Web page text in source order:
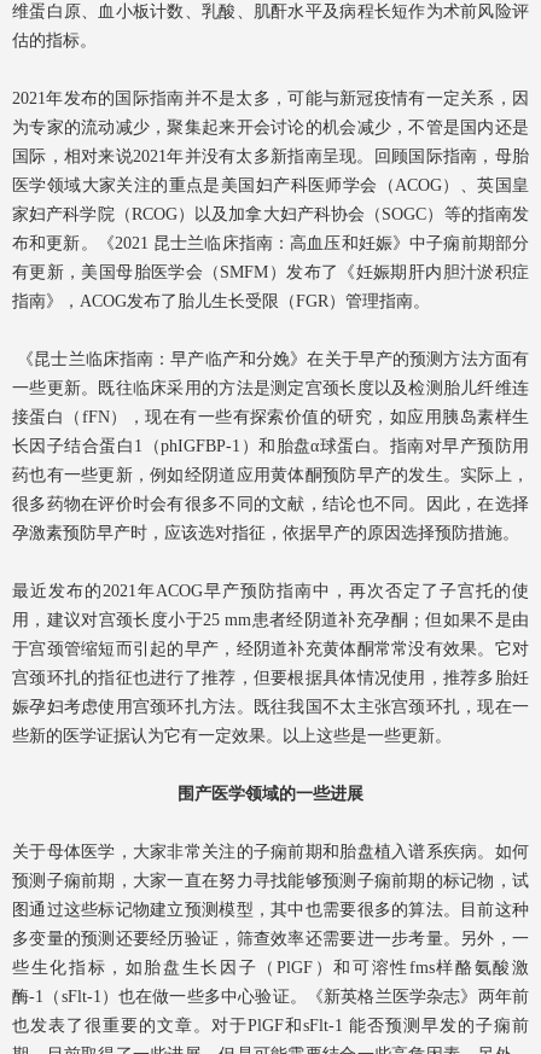
维蛋白原、血小板计数、乳酸、肌酐水平及病程长短作为术前风险评
估的指标。
2021年发布的国际指南并不是太多，可能与新冠疫情有一定关系，因
为专家的流动减少，聚集起来开会讨论的机会减少，不管是国内还是
国际，相对来说2021年并没有太多新指南呈现。回顾国际指南，母胎
医学领域大家关注的重点是美国妇产科医师学会（ACOG）、英国皇
家妇产科学院（RCOG）以及加拿大妇产科协会（SOGC）等的指南发
布和更新。《2021 昆士兰临床指南：高血压和妊娠》中子痫前期部分
有更新，美国母胎医学会（SMFM）发布了《妊娠期肝内胆汁淤积症
指南》，ACOG发布了胎儿生长受限（FGR）管理指南。
《昆士兰临床指南：早产临产和分娩》在关于早产的预测方法方面有
一些更新。既往临床采用的方法是测定宫颈长度以及检测胎儿纤维连
接蛋白（fFN），现在有一些有探索价值的研究，如应用胰岛素样生
长因子结合蛋白1（phIGFBP-1）和胎盘α球蛋白。指南对早产预防用
药也有一些更新，例如经阴道应用黄体酮预防早产的发生。实际上，
很多药物在评价时会有很多不同的文献，结论也不同。因此，在选择
孕激素预防早产时，应该选对指征，依据早产的原因选择预防措施。
最近发布的2021年ACOG早产预防指南中，再次否定了子宫托的使
用，建议对宫颈长度小于25 mm患者经阴道补充孕酮；但如果不是由
于宫颈管缩短而引起的早产，经阴道补充黄体酮常常没有效果。它对
宫颈环扎的指征也进行了推荐，但要根据具体情况使用，推荐多胎妊
娠孕妇考虑使用宫颈环扎方法。既往我国不太主张宫颈环扎，现在一
些新的医学证据认为它有一定效果。以上这些是一些更新。
围产医学领域的一些进展
关于母体医学，大家非常关注的子痫前期和胎盘植入谱系疾病。如何
预测子痫前期，大家一直在努力寻找能够预测子痫前期的标记物，试
图通过这些标记物建立预测模型，其中也需要很多的算法。目前这种
多变量的预测还要经历验证，筛查效率还需要进一步考量。另外，一
些生化指标，如胎盘生长因子（PlGF）和可溶性fms样酪氨酸激
酶-1（sFlt-1）也在做一些多中心验证。《新英格兰医学杂志》两年前
也发表了很重要的文章。对于PlGF和sFlt-1 能否预测早发的子痫前